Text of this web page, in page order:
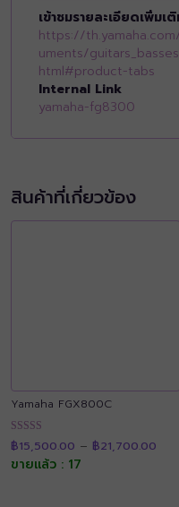
เข้าชมรายละเอียดเพิ่มเ
https://
uments/
html#product-tabs
Internal Link
yamaha-fg8300
สินค้าที่เกี่ยวข้อง
Yamaha FGX800C
ให้คะแนน
4.90
ตั้งแต่ 1-5
฿15,500.00 – ฿21,700.00
฿
ขายแล้ว : 17